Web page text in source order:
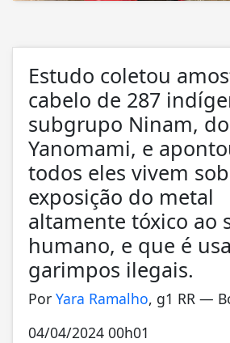
Estudo coletou
cabelo de 287
subgrupo Ninam,
Yanomami, e
todos eles vivem sob
exposição do metal
altamente tóxico ao
humano, e que é
garimpos ilegais.
Por Yara Ramalho, g1 RR —
04/04/2024 00h01